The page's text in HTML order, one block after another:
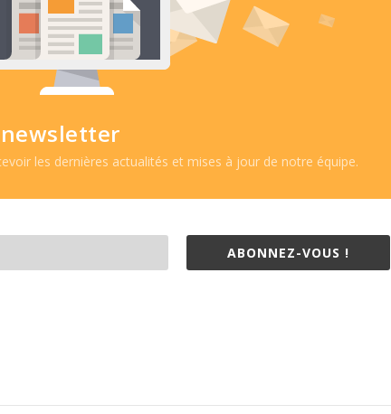
les dernières actualités et mises à jour de notre équipe.
ABONNEZ-VOUS !